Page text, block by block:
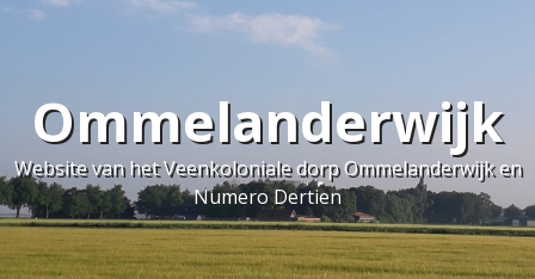
inhoudOmmelanderwijk
Website van het Veenkoloniale dorp Ommelanderwijk en
Numero Dertien